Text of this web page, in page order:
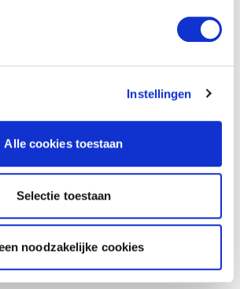
Instellingen
Alle cookies toestaan
Selectie toestaan
noodzakelijke cookies